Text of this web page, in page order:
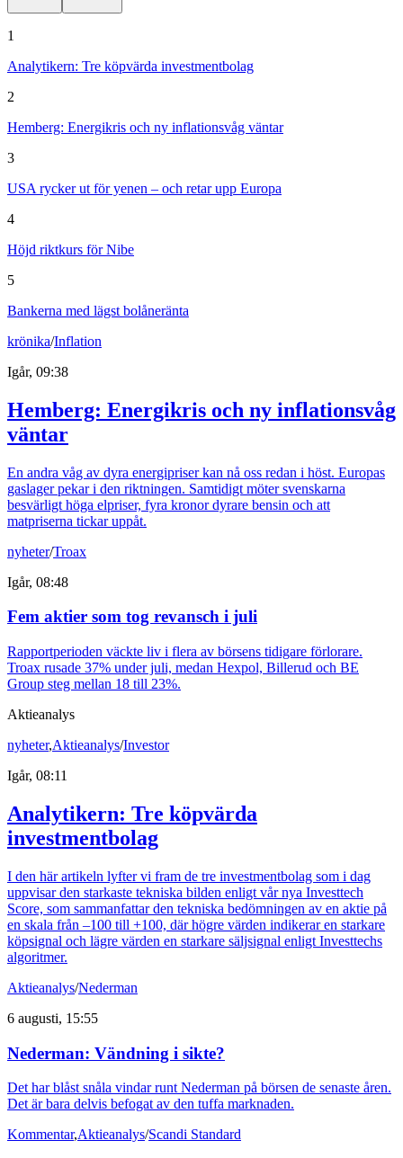
1
Analytikern: Tre köpvärda investmentbolag
2
Hemberg: Energikris och ny inflationsvåg väntar
3
USA rycker ut för yenen – och retar upp Europa
4
Höjd riktkurs för Nibe
5
Bankerna med lägst bolåneränta
krönika/Inflation
Igår, 09:38
Hemberg: Energikris och ny inflationsvåg
väntar
En andra våg av dyra energipriser kan nå oss redan i höst. Europas
gaslager pekar i den riktningen. Samtidigt möter svenskarna
besvärligt höga elpriser, fyra kronor dyrare bensin och att
matpriserna tickar uppåt.
nyheter/Troax
Igår, 08:48
Fem aktier som tog revansch i juli
Rapportperioden väckte liv i flera av börsens tidigare förlorare.
Troax rusade 37% under juli, medan Hexpol, Billerud och BE
Group steg mellan 18 till 23%.
Aktieanalys
nyheter,Aktieanalys/Investor
Igår, 08:11
Analytikern: Tre köpvärda
investmentbolag
I den här artikeln lyfter vi fram de tre investmentbolag som i dag
uppvisar den starkaste tekniska bilden enligt vår nya Investtech
Score, som sammanfattar den tekniska bedömningen av en aktie på
en skala från –100 till +100, där högre värden indikerar en starkare
köpsignal och lägre värden en starkare säljsignal enligt Investtechs
algoritmer.
Aktieanalys/Nederman
6 augusti, 15:55
Nederman: Vändning i sikte?
Det har blåst snåla vindar runt Nederman på börsen de senaste åren.
Det är bara delvis befogat av den tuffa marknaden.
Kommentar,Aktieanalys/Scandi Standard